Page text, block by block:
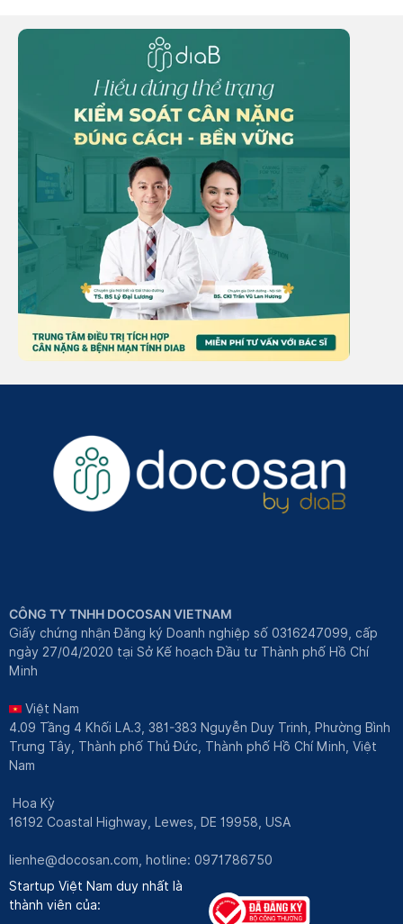
CÔNG TY TNHH DOCOSAN VIETNAM
Giấy chứng nhận Đăng ký Doanh nghiệp số 0316247099, cấp
ngày 27/04/2020 tại Sở Kế hoạch Đầu tư Thành phố Hồ Chí
Minh
Việt Nam
4.09 Tầng 4 Khối LA.3, 381-383 Nguyễn Duy Trinh, Phường Bình
Trưng Tây, Thành phố Thủ Đức, Thành phố Hồ Chí Minh, Việt
Nam
Hoa Kỳ
16192 Coastal Highway, Lewes, DE 19958, USA
lienhe@docosan.com, hotline: 0971786750
Startup Việt Nam duy nhất là
thành viên của: